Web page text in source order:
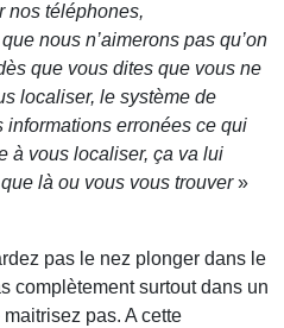
nos téléphones,
nous n’aimerons pas qu’on
que vous dites que vous ne
localiser, le système de
erronées ce qui
à vous localiser, ça va lui
là ou vous vous trouver»
pas le nez plonger dans le
complètement surtout dans un
pas. A cette